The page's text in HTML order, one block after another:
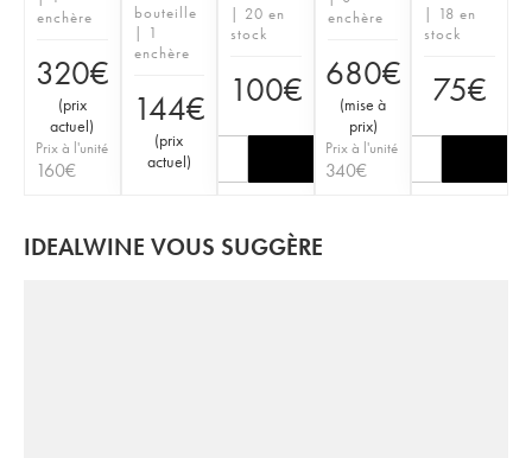
enchère
320€
(prix
actuel)
Prix à l'unité
160€
bouteille
| 1
enchère
144€
(prix
actuel)
| 20 en
stock
100€
enchère
680€
(mise à
prix)
Prix à l'unité
340€
| 18 en
stock
75€
IDEALWINE VOUS SUGGÈRE